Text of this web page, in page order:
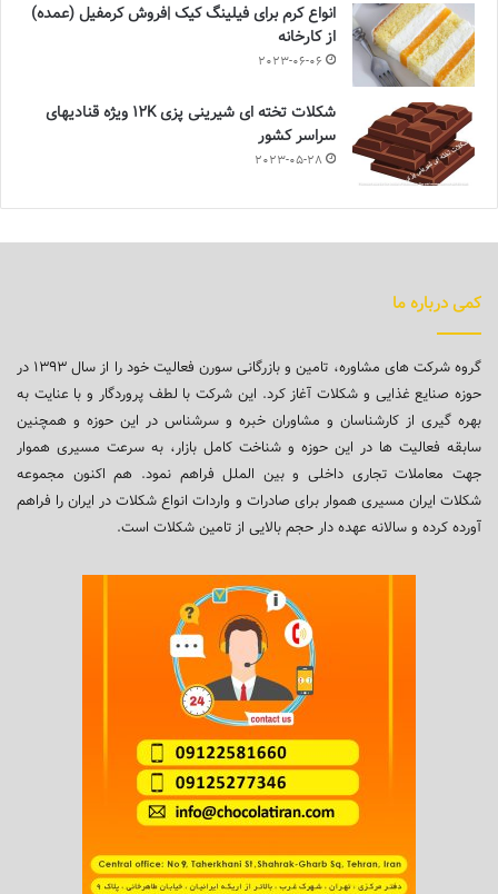
انواع کرم برای فیلینگ کیک |فروش کرمفیل (عمده)
از کارخانه
2023-06-06
شکلات تخته ای شیرینی پزی 12K ویژه قنادیهای
سراسر کشور
2023-05-28
کمی درباره ما
گروه شرکت های مشاوره، تامین و بازرگانی سورن فعالیت خود را از سال ۱۳۹۳ در
حوزه صنایع غذایی و شکلات آغاز کرد. این شرکت با لطف پروردگار و با عنایت به
بهره گیری از کارشناسان و مشاوران خبره و سرشناس در این حوزه و همچنین
سابقه فعالیت ها در این حوزه و شناخت کامل بازار، به سرعت مسیری هموار
جهت معاملات تجاری داخلی و بین الملل فراهم نمود. هم اکنون مجموعه
شکلات ایران مسیری هموار برای صادرات و واردات انواع شکلات در ایران را فراهم
آورده کرده و سالانه عهده دار حجم بالایی از تامین شکلات است.